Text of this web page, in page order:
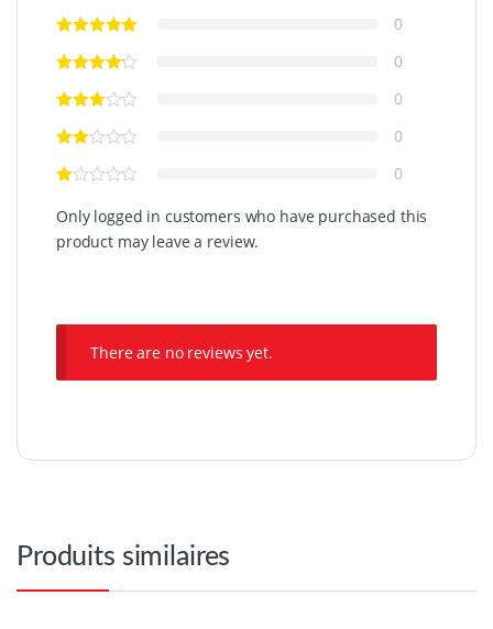
0
0
0
0
0
Only logged in customers who have purchased this
product may leave a review.
There are no reviews yet.
Produits similaires